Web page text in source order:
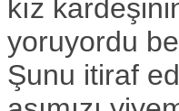
kız
yoruyordu
Şunu itiraf